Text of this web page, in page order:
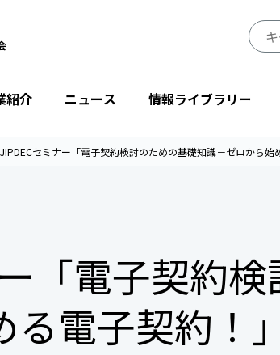
協会情報
設立50周年記念
プライバシーマーク25周年特別
紹介
テーマから探す
ニュース
省庁・他団体より
JIPDECメールマガジン
情報配信サービス
情報ライブラリー
情報マネジメントシステム関連
「企業IT利活用動向調査」結果
デジタル社会における消費者意
後援・協賛
JIPDECセミナー「電子契約検討のための基礎知識－ゼロから始
「電子契約
電子契約！」